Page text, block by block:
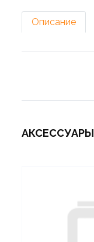
Описание
АКСЕССУАРЫ